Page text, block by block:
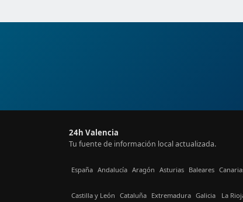
24h Valencia
Tu fuente de información local actualizada.
España Andalucía Aragón Asturias Baleares
Castilla y León Cataluña Extremadura Galicia La